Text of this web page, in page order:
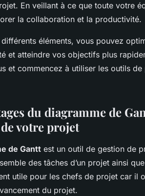
En veillant à ce que toute votre
la collaboration et la productivité.
éléments, vous pouvez
et atteindre vos objectifs plus
et commencez à utiliser les outils
du diagramme de
votre projet
de Gantt est un outil de gestion de
des tâches d’un projet ainsi
utile pour les chefs de projet car il
du projet.